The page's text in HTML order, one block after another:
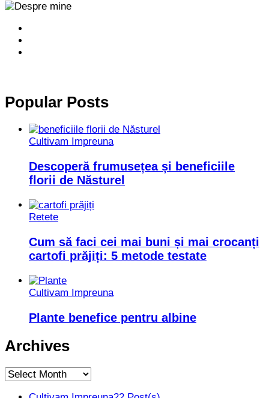
Popular Posts
Cultivam Impreuna
Descoperă frumusețea și beneficiile
florii de Năsturel
Retete
Cum să faci cei mai buni și mai crocanți
cartofi prăjiți: 5 metode testate
Cultivam Impreuna
Plante benefice pentru albine
Archives
Archives